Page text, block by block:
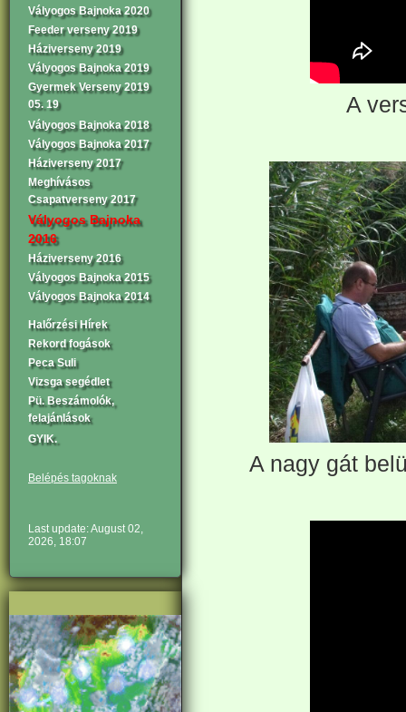
A
A nagy gát
Vályogos Bajnoka 2020
Feeder verseny 2019
Háziverseny 2019
Vályogos Bajnoka 2019
Gyermek Verseny 2019
05. 19
Vályogos Bajnoka 2018
Vályogos Bajnoka 2017
Háziverseny 2017
Meghívásos
Csapatverseny 2017
Vályogos Bajnoka
2016
Háziverseny 2016
Vályogos Bajnoka 2015
Vályogos Bajnoka 2014
Halőrzési Hírek
Rekord fogások
Peca Suli
Vizsga segédlet
Pü. Beszámolók,
felajánlások
GYIK.
Belépés tagoknak
Last update: August 02,
2026, 18:07